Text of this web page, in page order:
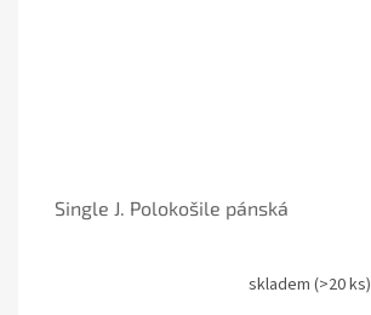
Single J. Polokošile pánská
skladem (>20 ks)